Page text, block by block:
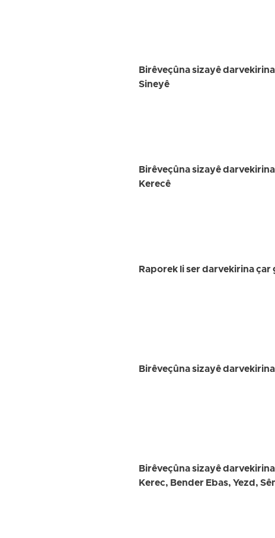
Birêveçûna sizayê
Sineyê
Birêveçûna sizayê
Kerecê
Raporek li ser darvekirina
Birêveçûna sizayê
Birêveçûna sizayê
Kerec, Bender Ebas, Yezd,